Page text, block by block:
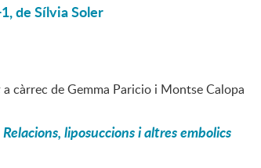
de Sílvia Soler
a càrrec de Gemma Paricio i Montse Calopa
Relacions, liposuccions i altres embolics